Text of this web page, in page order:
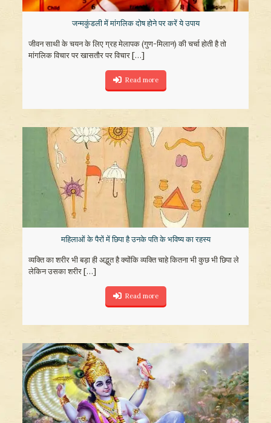
जन्मकुंडली में मांगलिक दोष होने पर करें ये उपाय
जीवन साथी के चयन के लिए ग्रह मेलापक (गुण-मिलान) की चर्चा होती है तो
मांगलिक विचार पर खासतौर पर विचार[…]
Read more
महिलाओं के पैरों में छिपा है उनके पति के भविष्‍य का रहस्‍य
व्‍यक्ति का शरीर भी बड़ा ही अद्भुत है क्‍योंकि व्‍यक्ति चाहे कितना भी कुछ भी छिपा ले
लेकिन उसका शरीर[…]
Read more